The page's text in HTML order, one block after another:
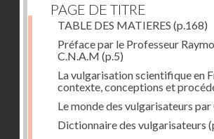
PAGE DE TITRE
TABLE DES MATIERES (p.168)
Préface par le Professeur
C.N.A.M (p.5)
La vulgarisation scientifique en
contexte, conceptions et
Le monde des vulgarisateurs
Dictionnaire des vulgarisateurs